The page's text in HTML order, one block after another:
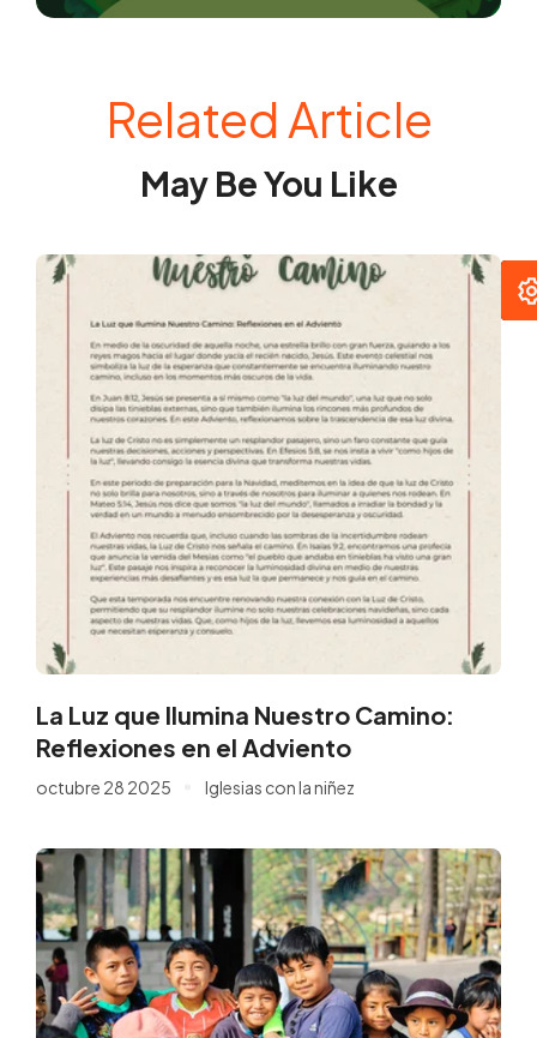
Related Article
May Be You Like
La Luz que Ilumina Nuestro Camino:
Reflexiones en el Adviento
octubre 28 2025 Iglesias con la niñez